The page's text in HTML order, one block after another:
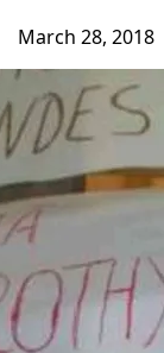
March 28, 2018